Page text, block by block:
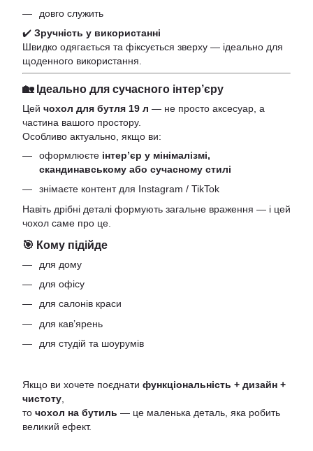
довго служить
✔️ Зручність у використанні
Швидко одягається та фіксується зверху — ідеально для
щоденного використання.
🏡 Ідеально для сучасного інтер’єру
Цей чохол для бутля 19 л — не просто аксесуар, а
частина вашого простору.
Особливо актуально, якщо ви:
оформлюєте інтер’єр у мінімалізмі,
скандинавському або сучасному стилі
знімаєте контент для Instagram / TikTok
Навіть дрібні деталі формують загальне враження — і цей
чохол саме про це.
🎯 Кому підійде
для дому
для офісу
для салонів краси
для кав’ярень
для студій та шоурумів
Якщо ви хочете поєднати функціональність + дизайн +
чистоту
то чохол на бутиль — це маленька деталь, яка робить
великий ефект.